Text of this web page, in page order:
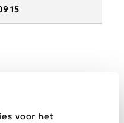
voor het
15